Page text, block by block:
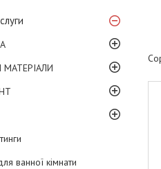
МАТЕРІАЛИ
ванної кімнати